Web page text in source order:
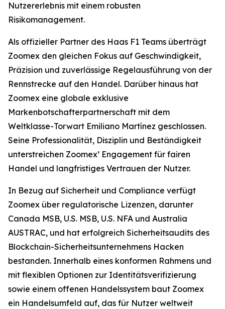
Nutzererlebnis mit einem robusten
Risikomanagement.
Als offizieller Partner des Haas F1 Teams überträgt
Zoomex den gleichen Fokus auf Geschwindigkeit,
Präzision und zuverlässige Regelausführung von der
Rennstrecke auf den Handel. Darüber hinaus hat
Zoomex eine globale exklusive
Markenbotschafterpartnerschaft mit dem
Weltklasse-Torwart Emiliano Martínez geschlossen.
Seine Professionalität, Disziplin und Beständigkeit
unterstreichen Zoomex’ Engagement für fairen
Handel und langfristiges Vertrauen der Nutzer.
In Bezug auf Sicherheit und Compliance verfügt
Zoomex über regulatorische Lizenzen, darunter
Canada MSB, U.S. MSB, U.S. NFA und Australia
AUSTRAC, und hat erfolgreich Sicherheitsaudits des
Blockchain-Sicherheitsunternehmens Hacken
bestanden. Innerhalb eines konformen Rahmens und
mit flexiblen Optionen zur Identitätsverifizierung
sowie einem offenen Handelssystem baut Zoomex
ein Handelsumfeld auf, das für Nutzer weltweit